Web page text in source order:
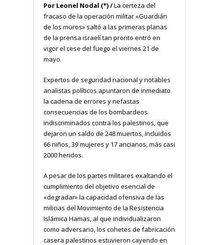
Por Leonel Nodal (*) /La certeza del
fracaso de la operación militar «Guardián
de los muros» saltó a las primeras planas
de la prensa israelí tan pronto entró en
vigor el cese del fuego el viernes 21 de
mayo.
Expertos de seguridad nacional y notables
analistas políticos apuntaron de inmediato
la cadena de errores y nefastas
consecuencias de los bombardeos
indiscriminados contra los palestinos, que
dejaron un saldo de 248 muertos, incluidos
66 niños, 39 mujeres y 17 ancianos, más casi
2000 heridos.
A pesar de los partes militares exaltando el
cumplimiento del objetivo esencial de
«degradar» la capacidad ofensiva de las
milicias del Movimiento de la Resistencia
Islámica Hamas, al que individualizaron
como adversario, los cohetes de fabricación
casera palestinos estuvieron cayendo en